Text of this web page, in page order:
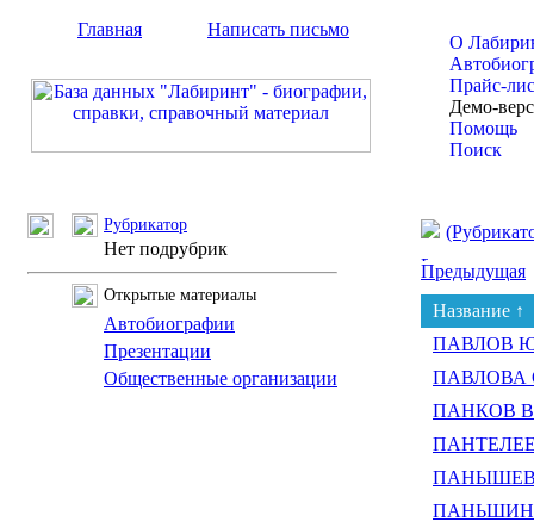
Главная Написать письмо
О
Прайс-
Демо-
Помощь
Поиск
Рубрикатор
Нет подрубрик
Открытые материалы
Автобиографии
Презентации
Общественные организации
Предыдущая
Название ↑
ПАВЛОВ
ПАВЛОВА
ПАНКОВ
ПАНЫШЕВ
ПАНЬШИН